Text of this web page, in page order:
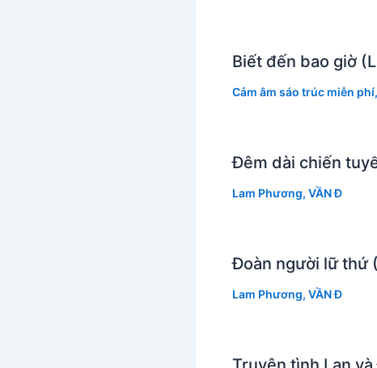
Biết đến bao giờ
Cảm âm sáo trúc miễn phí,
Đêm dài chiến
Lam Phương, VẦN Đ
Đoàn người lữ thứ
Lam Phương, VẦN Đ